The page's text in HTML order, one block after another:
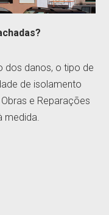
dos danos, o tipo de
de isolamento
e Reparações
medida.